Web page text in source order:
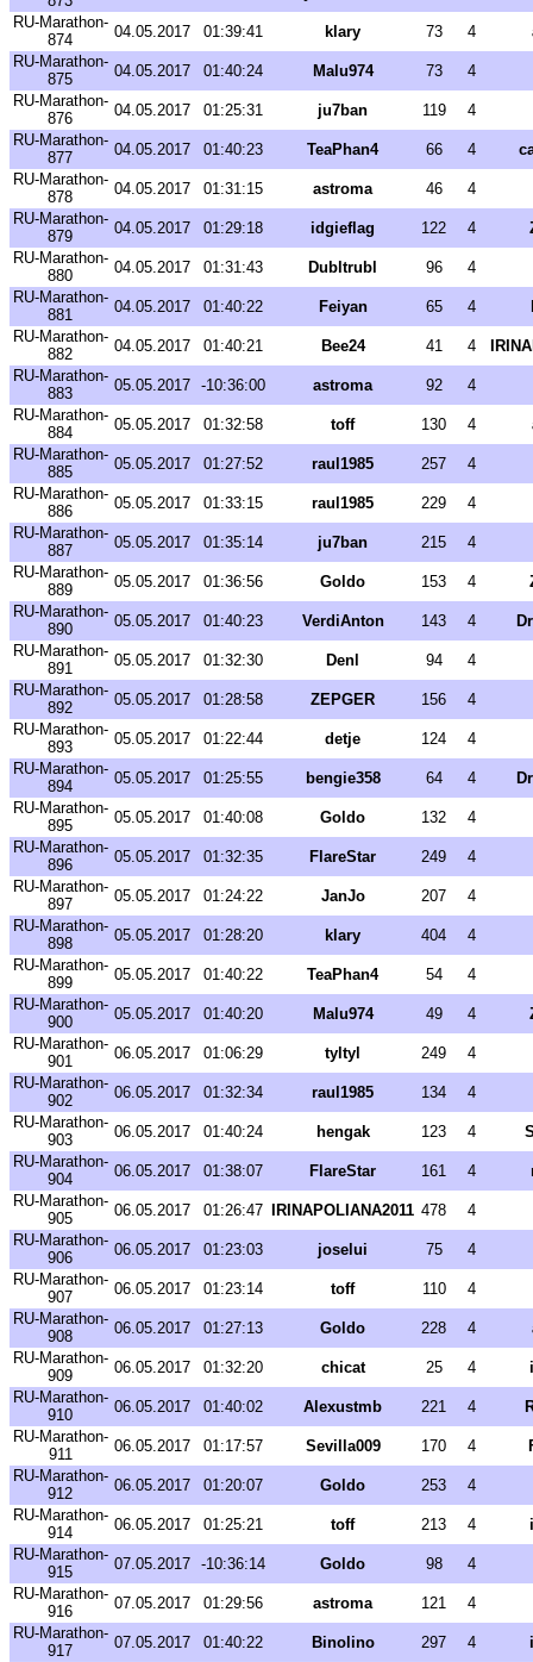
RU-Marathon-
874
04.05.2017 01:39:41 klary 73 4
RU-Marathon-
875
04.05.2017 01:40:24 Malu974 73
4
RU-Marathon-
876
04.05.2017 01:25:31 ju7ban 119
4
RU-Marathon-
877
04.05.2017 01:40:23 TeaPhan4 66 4
RU-Marathon-
878
04.05.2017 01:31:15 astroma 46
4
RU-Marathon-
879
04.05.2017 01:29:18 idgieflag 122 4
RU-Marathon-
880
04.05.2017 01:31:43 Dubltrubl 96
4
RU-Marathon-
881
04.05.2017 01:40:22 Feiyan 65 4
RU-Marathon-
882
04.05.2017 01:40:21 Bee24 41 4
RU-Marathon-
883
05.05.2017 -10:36:00 astroma 92
4
RU-Marathon-
884
05.05.2017 01:32:58 toff 130 4
RU-Marathon-
885
05.05.2017 01:27:52 raul1985 257
4
RU-Marathon-
886
05.05.2017 01:33:15 raul1985 229
4
RU-Marathon-
887
05.05.2017 01:35:14 ju7ban 215
4
RU-Marathon-
889
05.05.2017 01:36:56 Goldo 153 4
RU-Marathon-
890
05.05.2017 01:40:23 VerdiAnton 143 4
RU-Marathon-
891
05.05.2017 01:32:30 Denl 94 4
RU-Marathon-
892
05.05.2017 01:28:58 ZEPGER 156
4
RU-Marathon-
893
05.05.2017 01:22:44 detje 124
4
RU-Marathon-
894
05.05.2017 01:25:55 bengie358 64 4
RU-Marathon-
895
05.05.2017 01:40:08 Goldo 132
4
RU-Marathon-
896
05.05.2017 01:32:35 FlareStar 249
4
RU-Marathon-
897
05.05.2017 01:24:22 JanJo 207
4
RU-Marathon-
898
05.05.2017 01:28:20 klary 404
4
RU-Marathon-
899
05.05.2017 01:40:22 TeaPhan4 54
4
RU-Marathon-
900
05.05.2017 01:40:20 Malu974 49 4
RU-Marathon-
901
06.05.2017 01:06:29 tyltyl 249
4
RU-Marathon-
902
06.05.2017 01:32:34 raul1985 134
4
RU-Marathon-
903
06.05.2017 01:40:24 hengak 123 4
RU-Marathon-
904
06.05.2017 01:38:07 FlareStar 161 4
RU-Marathon-
905
06.05.2017 01:26:47 IRINAPOLIANA2011 478 4
RU-Marathon-
906
06.05.2017 01:23:03 joselui 75
4
RU-Marathon-
907
06.05.2017 01:23:14 toff 110
4
RU-Marathon-
908
06.05.2017 01:27:13 Goldo 228 4
RU-Marathon-
909
06.05.2017 01:32:20 chicat 25 4
RU-Marathon-
910
06.05.2017 01:40:02 Alexustmb 221 4
RU-Marathon-
911
06.05.2017 01:17:57 Sevilla009 170 4
RU-Marathon-
912
06.05.2017 01:20:07 Goldo 253 4
RU-Marathon-
914
06.05.2017 01:25:21 toff 213 4
RU-Marathon-
915
07.05.2017 -10:36:14 Goldo 98
4
RU-Marathon-
916
07.05.2017 01:29:56 astroma 121
4
RU-Marathon-
917
07.05.2017 01:40:22 Binolino 297 4